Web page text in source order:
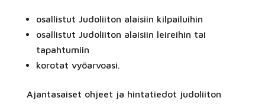
osallistut Judoliiton alaisiin kilpailuihin
osallistut Judoliiton alaisiin leireihin tai
tapahtumiin
korotat vyöarvoasi.
Ajantasaiset ohjeet ja hintatiedot judoliiton